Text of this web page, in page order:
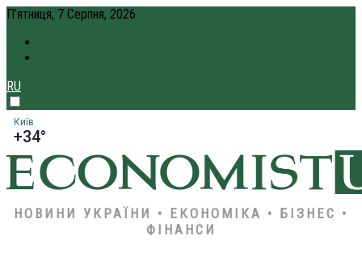
П’ятниця, 7 Серпня, 2026
RU
Київ
+34°
НОВИНИ УКРАЇНИ • ЕКОНОМІКА • БІЗНЕС •
ФІНАНСИ